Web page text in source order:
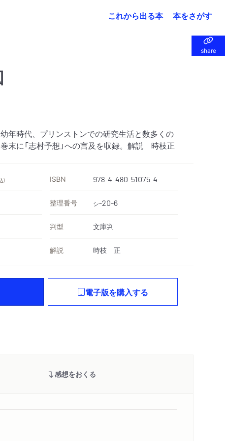
これから出る本 本をさがす
share
share
年時代、プリンストンでの研究生活と数多くの
末に「志村予想」への言及を収録。解説 時枝正
） ISBN 978-4-480-51075-4
整理番号 シ-20-6
判型 文庫判
解説 時枝 正
電子版を購入する
感想をおくる